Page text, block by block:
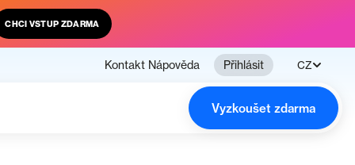
CHCI VSTUP ZDARMA
Kontakt Nápověda Přihlásit CZ
Vyzkoušet zdarma